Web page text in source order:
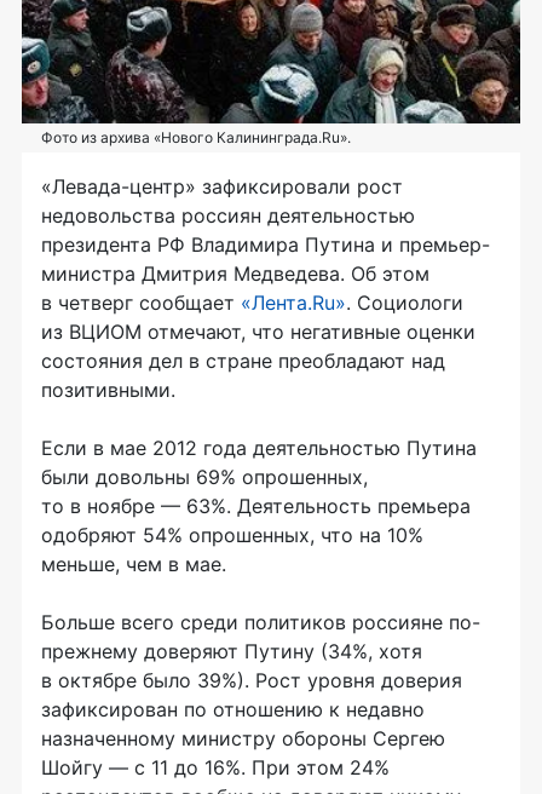
Фото из архива «Нового Калининграда.Ru».
«Левада-центр» зафиксировали рост
недовольства россиян деятельностью
президента РФ Владимира Путина и премьер-
министра Дмитрия Медведева. Об этом
в четверг сообщает «Лента.Ru». Социологи
из ВЦИОМ отмечают, что негативные оценки
состояния дел в стране преобладают над
позитивными.
Если в мае 2012 года деятельностью Путина
были довольны 69% опрошенных,
то в ноябре — 63%. Деятельность премьера
одобряют 54% опрошенных, что на 10%
меньше, чем в мае.
Больше всего среди политиков россияне по-
прежнему доверяют Путину (34%, хотя
в октябре было 39%). Рост уровня доверия
зафиксирован по отношению к недавно
назначенному министру обороны Сергею
Шойгу — с 11 до 16%. При этом 24%